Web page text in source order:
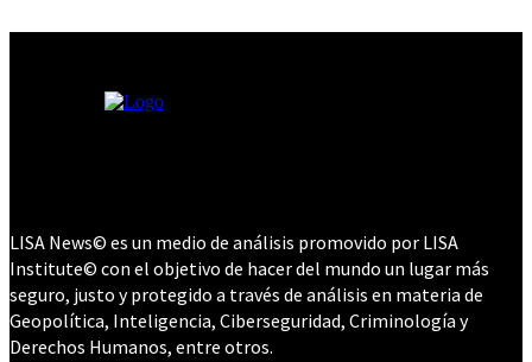
LISA News© es un medio de análisis promovido por LISA
Institute© con el objetivo de hacer del mundo un lugar más
seguro, justo y protegido a través de análisis en materia de
Geopolítica, Inteligencia, Ciberseguridad, Criminología y
Derechos Humanos, entre otros.